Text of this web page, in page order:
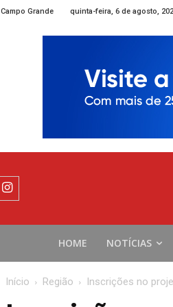
Campo Grande quinta-feira, 6 de agosto,
HOME NOTÍCIAS
Início Região Inscrições no